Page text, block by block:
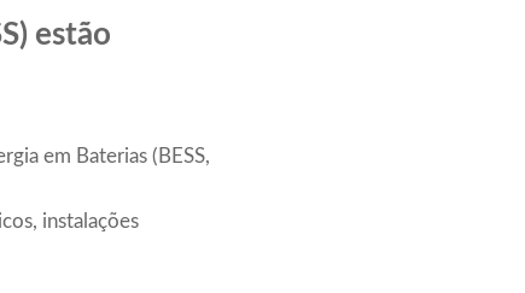
estão
em Baterias (BESS,
instalações